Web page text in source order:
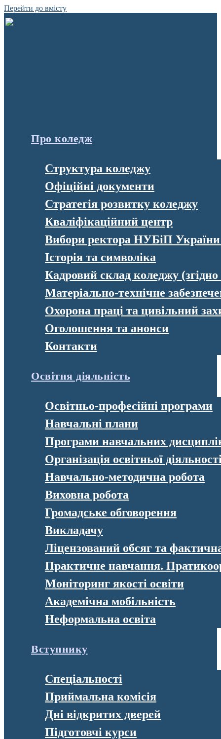
Перейти до вмісту
Про коледж
Структура коледжу
Офіційні документи
Стратегія розвитку коледжу
Кваліфікаційний центр
Вибори ректора НУБіП України
Історія та символіка
Кадровий склад коледжу
Матеріально-технічне
Охорона праці та цивільний
Оголошення та анонси
Контакти
Освітня діяльність
Освітньо-професійні програми
Навчальні плани
Програми навчальних
Організація освітньої
Навчально-методична робота
Виховна робота
Громадське обговорення
Викладачу
Ліцензований обсяг та
Практичне навчання.
Моніторинг якості освіти
Академічна мобільність
Неформальна освіта
Вступнику
Спеціальності
Приймальна комісія
Дні відкритих дверей
Підготовчі курси